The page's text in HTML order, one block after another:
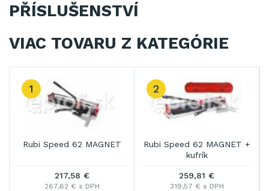
PŘÍSLUŠENSTVÍ
VIAC TOVARU Z KATEGÓRIE
1
Rubi Speed 62 MAGNET
217,58 €
267,62 € s DPH
2
Rubi Speed 62 MAGNET +
kufrík
259,81 €
319,57 € s DPH